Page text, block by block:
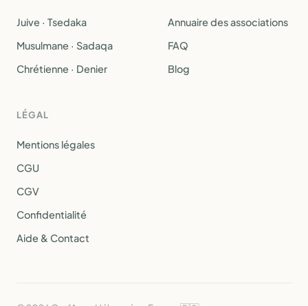
Juive · Tsedaka
Musulmane · Sadaqa
Chrétienne · Denier
Annuaire des associations
FAQ
Blog
LÉGAL
Mentions légales
CGU
CGV
Confidentialité
Aide & Contact